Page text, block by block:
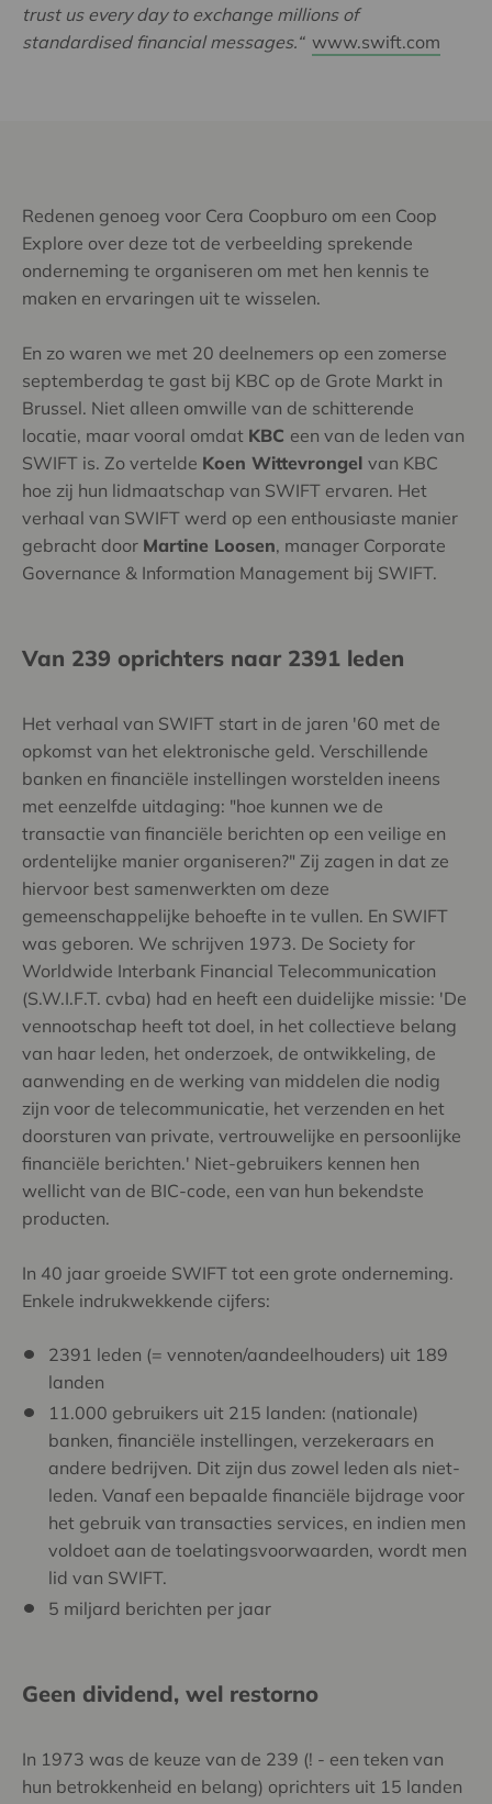
trust us every day to exchange millions of
standardised financial messages.“ www.swift.com
Redenen genoeg voor Cera Coopburo om een Coop
Explore over deze tot de verbeelding sprekende
onderneming te organiseren om met hen kennis te
maken en ervaringen uit te wisselen.
En zo waren we met 20 deelnemers op een zomerse
septemberdag te gast bij KBC op de Grote Markt in
Brussel. Niet alleen omwille van de schitterende
locatie, maar vooral omdat KBC een van de leden van
SWIFT is. Zo vertelde Koen Wittevrongel van KBC
hoe zij hun lidmaatschap van SWIFT ervaren. Het
verhaal van SWIFT werd op een enthousiaste manier
gebracht door Martine Loosen, manager Corporate
Governance & Information Management bij SWIFT.
Van 239 oprichters naar 2391 leden
Het verhaal van SWIFT start in de jaren '60 met de
opkomst van het elektronische geld. Verschillende
banken en financiële instellingen worstelden ineens
met eenzelfde uitdaging: "hoe kunnen we de
transactie van financiële berichten op een veilige en
ordentelijke manier organiseren?" Zij zagen in dat ze
hiervoor best samenwerkten om deze
gemeenschappelijke behoefte in te vullen. En SWIFT
was geboren. We schrijven 1973. De Society for
Worldwide Interbank Financial Telecommunication
(S.W.I.F.T. cvba) had en heeft een duidelijke missie: 'De
vennootschap heeft tot doel, in het collectieve belang
van haar leden, het onderzoek, de ontwikkeling, de
aanwending en de werking van middelen die nodig
zijn voor de telecommunicatie, het verzenden en het
doorsturen van private, vertrouwelijke en persoonlijke
financiële berichten.' Niet-gebruikers kennen hen
wellicht van de BIC-code, een van hun bekendste
producten.
In 40 jaar groeide SWIFT tot een grote onderneming.
Enkele indrukwekkende cijfers:
2391 leden (= vennoten/aandeelhouders) uit 189
landen
11.000 gebruikers uit 215 landen: (nationale)
banken, financiële instellingen, verzekeraars en
andere bedrijven. Dit zijn dus zowel leden als niet-
leden. Vanaf een bepaalde financiële bijdrage voor
het gebruik van transacties services, en indien men
voldoet aan de toelatingsvoorwaarden, wordt men
lid van SWIFT.
5 miljard berichten per jaar
Geen dividend, wel restorno
In 1973 was de keuze van de 239 (! - een teken van
hun betrokkenheid en belang) oprichters uit 15 landen